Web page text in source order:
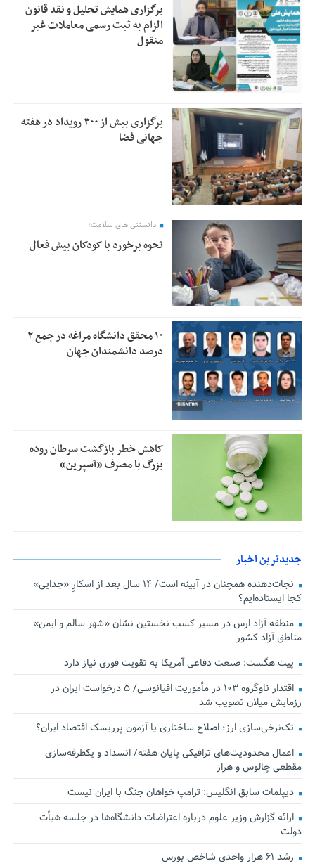
برگزاری همایش تحلیل و نقد قانون
الزام به ثبت رسمی معاملات غیر
منقول
برگزاری بیش از ۳۰۰ رویداد در هفته
جهانی فضا
دانستنی های سلامت؛
نحوه برخورد با کودکان بیش فعال
۱۰ محقق دانشگاه مراغه در جمع ۲
درصد دانشمندان جهان
کاهش خطر بازگشت سرطان روده
بزرگ با مصرف «آسپرین»
جدیدترین اخبار
نجات‌دهنده‌ همچنان در آیینه است/ ۱۴ سال بعد از اسکارِ «جدایی»
کجا ایستاده‌ایم؟
منطقه آزاد ارس در مسیر کسب نخستین نشان «شهر سالم و ایمن»
مناطق آزاد کشور
پیت هگست: صنعت دفاعی آمریکا به تقویت فوری نیاز دارد
اقتدار ناوگروه ۱۰۳ در مأموریت‌ اقیانوسی/ ۵ درخواست ایران در
رزمایش میلان تصویب شد
تک‌نرخی‌سازی ارز؛ اصلاح ساختاری یا آزمون پرریسک اقتصاد ایران؟
اعمال محدودیت‌های ترافیکی پایان هفته/ انسداد و یکطرفه‌سازی
مقطعی چالوس و هراز
دیپلمات سابق انگلیس:‌ ترامپ خواهان جنگ با ایران نیست
ارائه گزارش وزیر علوم درباره اعتراضات دانشگاه‌ها در جلسه هیأت
دولت
رشد ۶۱ هزار واحدی شاخص بورس